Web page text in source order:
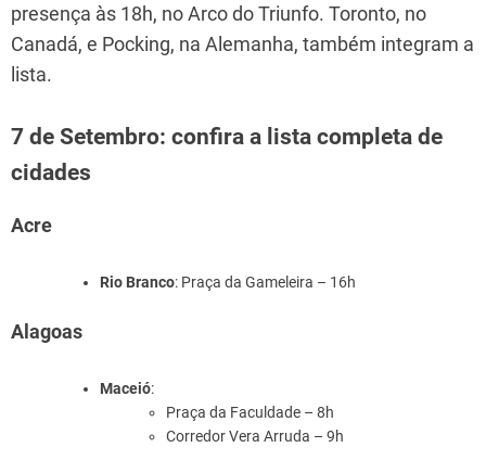
presença às 18h, no Arco do Triunfo. Toronto, no
Canadá, e Pocking, na Alemanha, também integram a
lista.
7 de Setembro: confira a lista completa de
cidades
Acre
Rio Branco: Praça da Gameleira – 16h
Alagoas
Maceió:
Praça da Faculdade – 8h
Corredor Vera Arruda – 9h